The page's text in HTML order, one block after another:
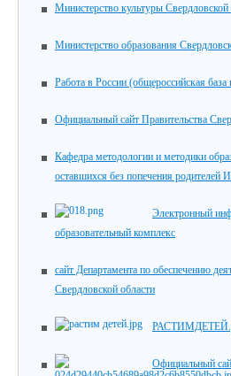
Министерство культуры Свердловской
Министерство образования
Работа в России (общероссийская база
Официальный сайт Правительства
Кафедра методологии и методики
оставшихся без попечения родителей
Электронный
образовательный комплекс
сайт Департамента по обеспечению
Свердловской области
Официальный